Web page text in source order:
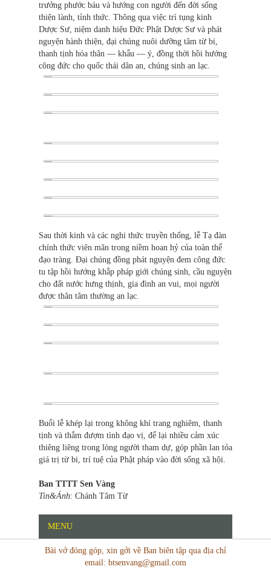
trưởng phước báu và hướng con người đến đời sống
thiện lành, tỉnh thức. Thông qua việc trì tụng kinh
Dược Sư, niệm danh hiệu Đức Phật Dược Sư và phát
nguyện hành thiện, đại chúng nuôi dưỡng tâm từ bi,
thanh tịnh hóa thân — khẩu — ý, đồng thời hồi hướng
công đức cho quốc thái dân an, chúng sinh an lạc.
Sau thời kinh và các nghi thức truyền thống, lễ Tạ đàn
chính thức viên mãn trong niềm hoan hỷ của toàn thể
đạo tràng. Đại chúng đồng phát nguyện đem công đức
tu tập hồi hướng khắp pháp giới chúng sinh, cầu nguyện
cho đất nước hưng thịnh, gia đình an vui, mọi người
được thân tâm thường an lạc.
Buổi lễ khép lại trong không khí trang nghiêm, thanh
tịnh và thắm đượm tình đạo vị, để lại nhiều cảm xúc
thiêng liêng trong lòng người tham dự, góp phần lan tỏa
giá trị từ bi, trí tuệ của Phật pháp vào đời sống xã hội.
Ban TTTT Sen Vàng
Tin&Ảnh: Chánh Tâm Từ
MENU
Bài vở đóng góp, xin gởi về Ban biên tập qua địa chỉ
email: btsenvang@gmail.com